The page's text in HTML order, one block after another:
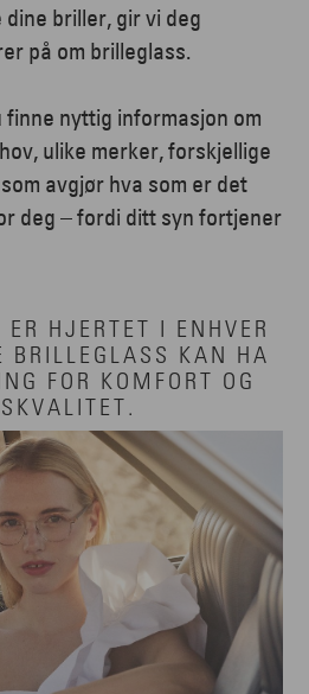
briller, gir vi deg
på om brilleglass.
finne nyttig informasjon om
ulike merker, forskjellige
avgjør hva som er det
deg – fordi ditt syn fortjener
ER HJERTET I ENHVER
BRILLEGLASS KAN HA
FOR KOMFORT OG